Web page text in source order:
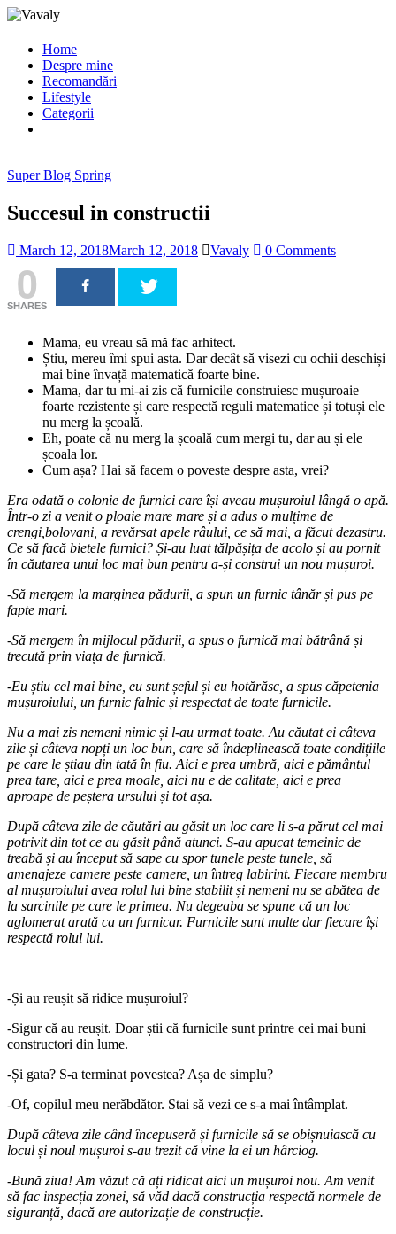
Home
Despre mine
Recomandări
Lifestyle
Categorii
Super Blog Spring
Succesul in constructii
March 12, 2018March 12, 2018 Vavaly 0 Comments
0
SHARES
Mama, eu vreau să mă fac arhitect.
Știu, mereu îmi spui asta. Dar decât să visezi cu ochii deschiși
mai bine învață matematică foarte bine.
Mama, dar tu mi-ai zis că furnicile construiesc mușuroaie
foarte rezistente și care respectă reguli matematice și totuși ele
nu merg la școală.
Eh, poate că nu merg la școală cum mergi tu, dar au și ele
școala lor.
Cum așa? Hai să facem o poveste despre asta, vrei?
Era odată o colonie de furnici care își aveau mușuroiul lângă o apă.
Într-o zi a venit o ploaie mare mare și a adus o mulțime de
crengi,bolovani, a revărsat apele râului, ce să mai, a făcut dezastru.
Ce să facă bietele furnici? Și-au luat tălpășița de acolo și au pornit
în căutarea unui loc mai bun pentru a-și construi un nou mușuroi.
-Să mergem la marginea pădurii, a spun un furnic tânăr și pus pe
fapte mari.
-Să mergem în mijlocul pădurii, a spus o furnică mai bătrână și
trecută prin viața de furnică.
-Eu știu cel mai bine, eu sunt șeful și eu hotărăsc, a spus căpetenia
mușuroiului, un furnic falnic și respectat de toate furnicile.
Nu a mai zis nemeni nimic și l-au urmat toate. Au căutat ei câteva
zile și câteva nopți un loc bun, care să îndeplinească toate condițiile
pe care le știau din tată în fiu. Aici e prea umbră, aici e pământul
prea tare, aici e prea moale, aici nu e de calitate, aici e prea
aproape de peștera ursului și tot așa.
După câteva zile de căutări au găsit un loc care li s-a părut cel mai
potrivit din tot ce au găsit până atunci. S-au apucat temeinic de
treabă și au început să sape cu spor tunele peste tunele, să
amenajeze camere peste camere, un întreg labirint. Fiecare membru
al mușuroiului avea rolul lui bine stabilit și nemeni nu se abătea de
la sarcinile pe care le primea. Nu degeaba se spune că un loc
aglomerat arată ca un furnicar. Furnicile sunt multe dar fiecare își
respectă rolul lui.
-Și au reușit să ridice mușuroiul?
-Sigur că au reușit. Doar știi că furnicile sunt printre cei mai buni
constructori din lume.
-Și gata? S-a terminat povestea? Așa de simplu?
-Of, copilul meu nerăbdător. Stai să vezi ce s-a mai întâmplat.
După câteva zile când începuseră și furnicile să se obișnuiască cu
locul și noul mușuroi s-au trezit că vine la ei un hârciog.
-Bună ziua! Am văzut că ați ridicat aici un mușuroi nou. Am venit
să fac inspecția zonei, să văd dacă construcția respectă normele de
siguranță, dacă are autorizație de construcție.